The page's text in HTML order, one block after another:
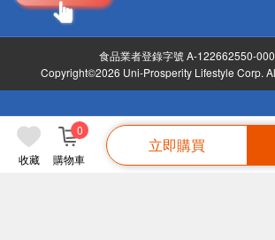
收藏 購物車
0
立即購買
食品業者登錄字號 A-122662550-
Copyright©2026 Uni-Prosperity Lifestyle Corp.